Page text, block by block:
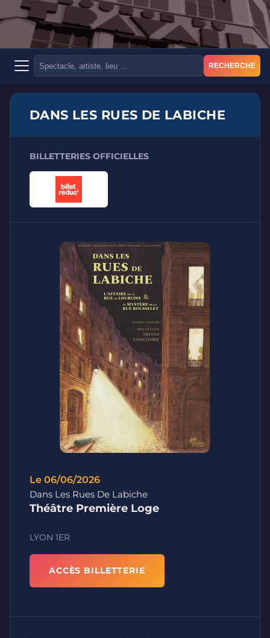
RECHERCHE
DANS LES RUES DE LABICHE
BILLETTERIES OFFICIELLES
Le 06/06/2026
Dans Les Rues De Labiche
Théâtre Première Loge
LYON 1ER
ACCÈS BILLETTERIE